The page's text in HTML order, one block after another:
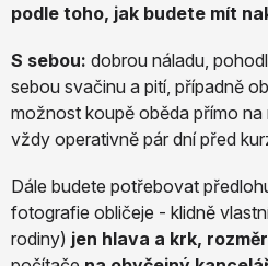
podle toho, jak budete mít
S sebou: dobrou náladu,
sebou svačinu a pití, případně
možnost koupě oběda přímo
vždy operativně pár dní před
Dále budete potřebovat
fotografie obličeje - klidně
rodiny) jen hlava a krk,